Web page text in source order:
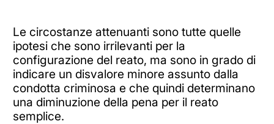
Le circostanze attenuanti sono tutte quelle
ipotesi che sono irrilevanti per la
configurazione del reato, ma sono in grado di
indicare un disvalore minore assunto dalla
condotta criminosa e che quindi determinano
una diminuzione della pena per il reato
semplice.